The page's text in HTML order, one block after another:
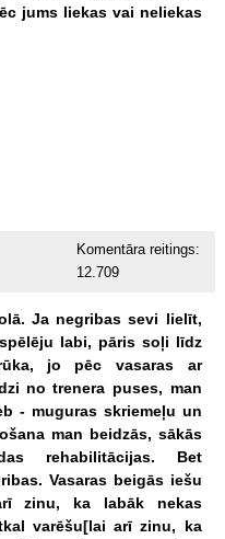
jums liekas vai neliekas
Komentāra reitings:
12.709
Ja negribas sevi lielīt,
spēlēju labi, pāris soļi līdz
jo pēc vasaras
ar
no trenera puses, man
- muguras skriemeļu un
man beidzās, sākās
rehabilitācijas.
Bet
Vasaras beigās iešu
zinu, ka labāk
nekas
varēšu[lai arī zinu,
ka